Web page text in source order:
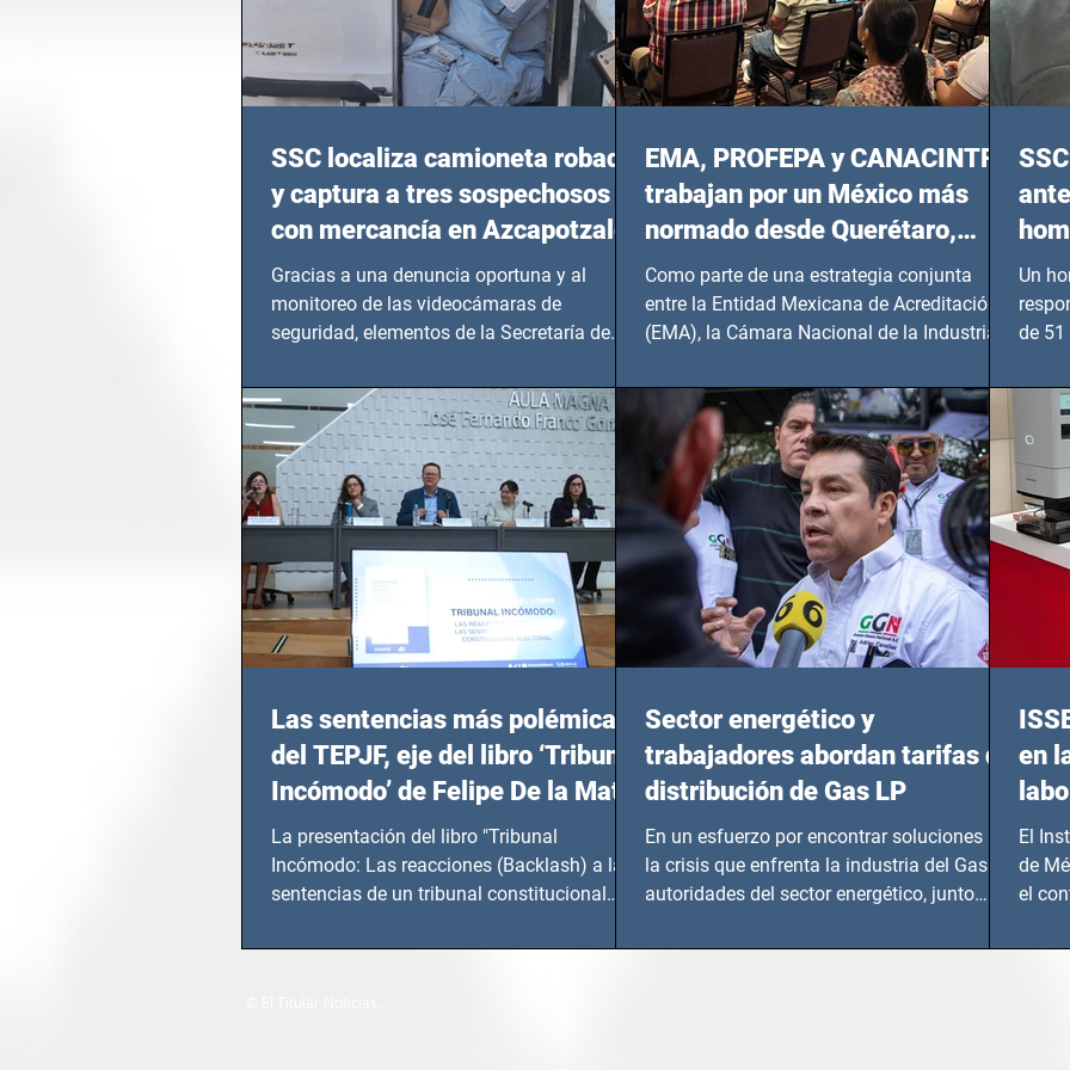
SSC localiza camioneta robada
y captura a tres sospechosos
con mercancía en Azcapotzalco
Gracias a una denuncia oportuna y al
monitoreo de las videocámaras de
seguridad, elementos de la Secretaría de
EMA, PROFEPA y CANACINTRA
trabajan por un México más
normado desde Querétaro,
Hidalgo y BCS
Como parte de una estrategia conjunta
entre la Entidad Mexicana de Acreditación
(EMA), la Cámara Nacional de la Industria
Un
de
Las sentencias más polémicas
del TEPJF, eje del libro ‘Tribunal
Incómodo’ de Felipe De la Mata
La presentación del libro "Tribunal
Incómodo: Las reacciones (Backlash) a las
sentencias de un tribunal constitucional
Sector energético y
trabajadores abordan tarifas de
distribución de Gas LP
En un esfuerzo por encontrar soluciones a
la crisis que enfrenta la industria del Gas LP,
autoridades del sector energético, junto
en
El
de
el